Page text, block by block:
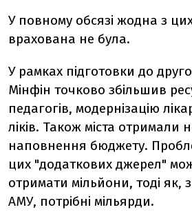
У повному обсязі жодна з
врахована не була.
У рамках підготовки до
Мінфін точково збільшив
педагогів, модернізацію
ліків. Також міста отримали
наповнення бюджету.
цих "додаткових джерел"
отримати мільйони, тоді як,
АМУ, потрібні мільярди.